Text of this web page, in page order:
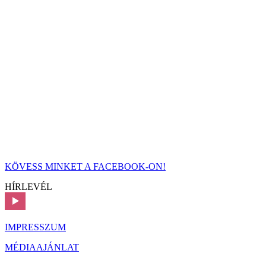
KÖVESS MINKET A FACEBOOK-ON!
HÍRLEVÉL
IMPRESSZUM
MÉDIAAJÁNLAT